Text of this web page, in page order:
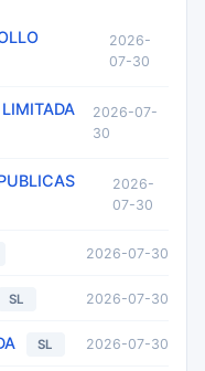
2026-
07-30
2026-07-
30
2026-
07-30
2026-07-30
SL 2026-07-30
SL 2026-07-30